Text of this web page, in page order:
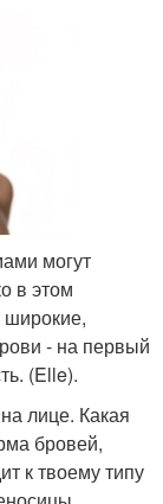
могут
в этом
широкие,
- на первый
(Elle).
лице. Какая
бровей,
к твоему типу